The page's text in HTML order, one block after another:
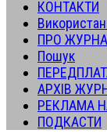
КОНТАКТИ
ПРО
Пошук
АРХІВ
РЕКЛАМА
ПОДКАСТИ